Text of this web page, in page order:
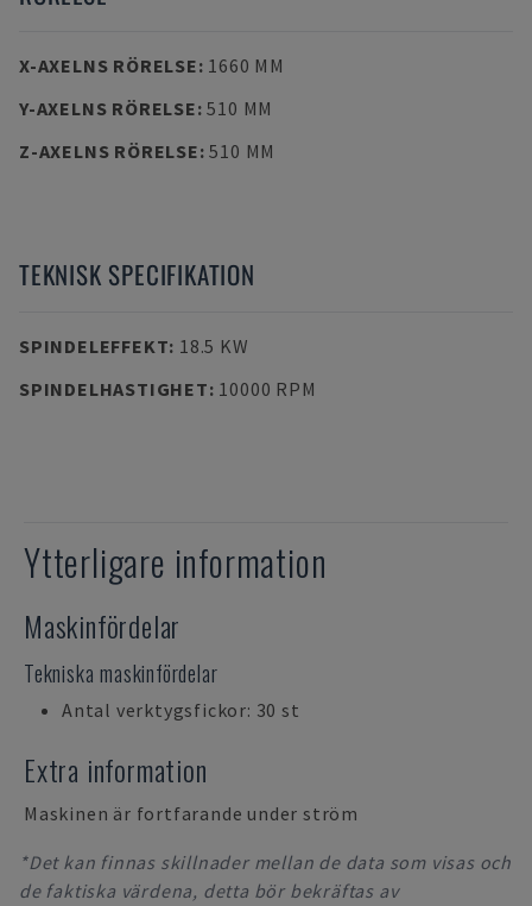
X-AXELNS RÖRELSE: 1660 MM
Y-AXELNS RÖRELSE:510 MM
Z-AXELNS RÖRELSE:510 MM
TEKNISK SPECIFIKATION
SPINDELEFFEKT: 18.5 KW
SPINDELHASTIGHET: 10000 RPM
Ytterligare information
Maskinfördelar
Tekniska maskinfördelar
Antal verktygsfickor: 30 st
Extra information
Maskinen är fortfarande under ström
*Det kan finnas skillnader mellan de data som visas och
de faktiska värdena, detta bör bekräftas av